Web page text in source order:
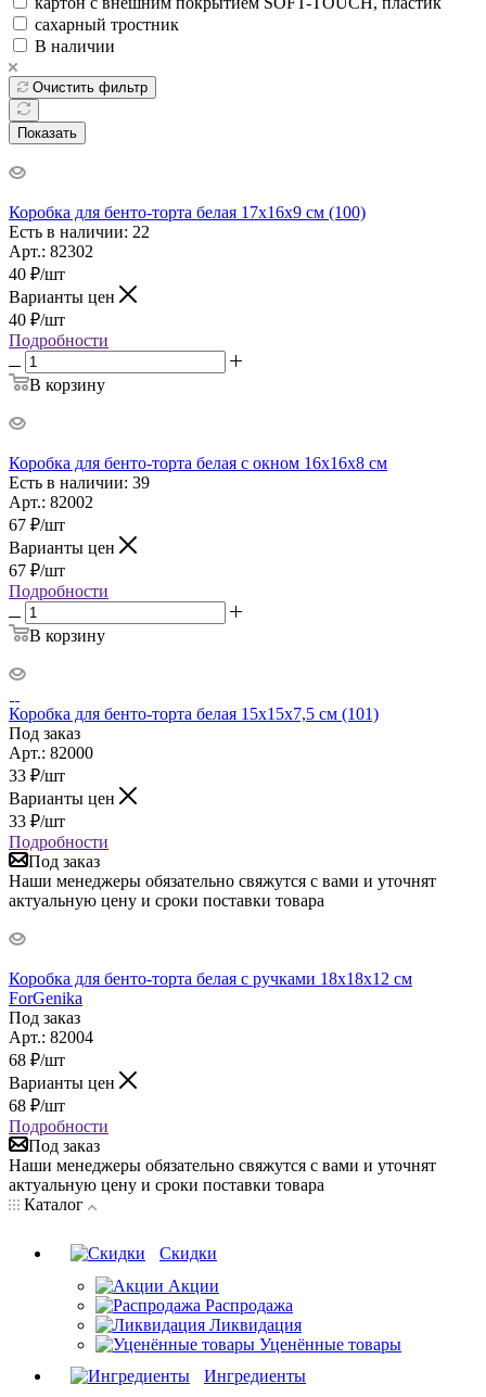
сахарный тростник
В наличии
Очистить фильтр
Показать
Коробка для бенто-торта белая 17х16х9 см (100)
Есть в наличии: 22
Арт.: 82302
40 ₽/шт
Варианты цен
40 ₽/шт
Подробности
В корзину
Коробка для бенто-торта белая с окном 16х16х8 см
Есть в наличии: 39
Арт.: 82002
67 ₽/шт
Варианты цен
67 ₽/шт
Подробности
В корзину
Коробка для бенто-торта белая 15х15х7,5 см (101)
Под заказ
Арт.: 82000
33 ₽/шт
Варианты цен
33 ₽/шт
Подробности
Под заказ
Наши менеджеры обязательно свяжутся с вами и уточнят
актуальную цену и сроки поставки товара
Коробка для бенто-торта белая с ручками 18х18х12 см
ForGenika
Под заказ
Арт.: 82004
68 ₽/шт
Варианты цен
68 ₽/шт
Подробности
Под заказ
Наши менеджеры обязательно свяжутся с вами и уточнят
актуальную цену и сроки поставки товара
Каталог
Скидки
Акции
Распродажа
Ликвидация
Уценённые товары
Ингредиенты